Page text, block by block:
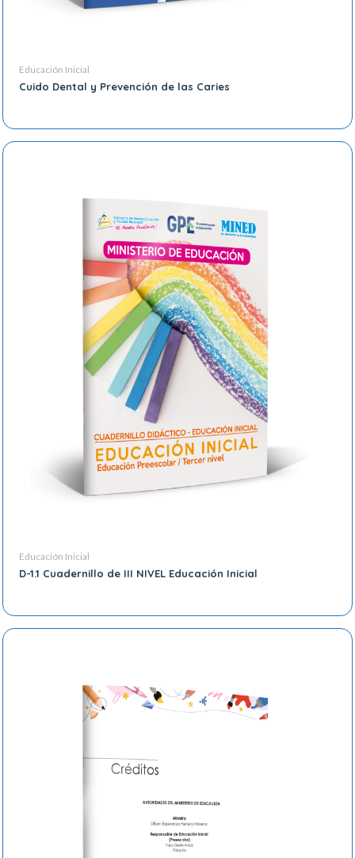
Educación Inicial
Cuido Dental y Prevención de las Caries
Educación Inicial
D-1.1 Cuadernillo de III NIVEL Educación Inicial